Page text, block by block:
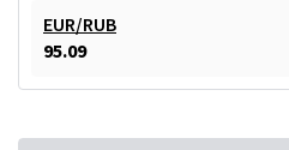
EUR/RUB
95.09